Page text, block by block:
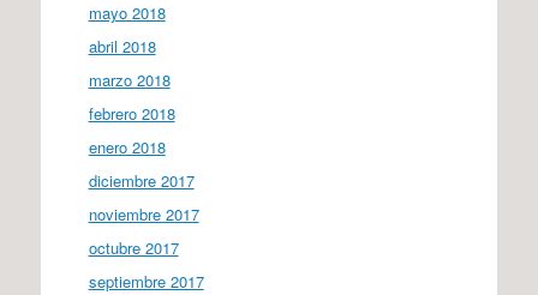
mayo 2018
abril 2018
marzo 2018
febrero 2018
enero 2018
diciembre 2017
noviembre 2017
octubre 2017
septiembre 2017